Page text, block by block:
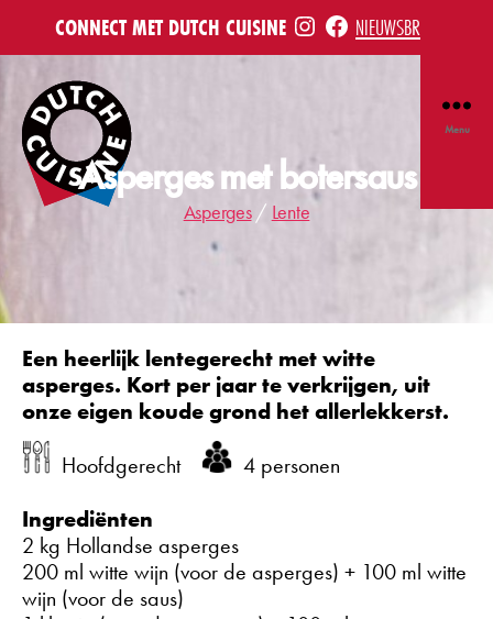
CONNECT MET DUTCH CUISINE INSTE FB NIEUWSBRIEF
Menu
Asperges met botersaus
Asperges/ Lente
Een heerlijk lentegerecht met witte
asperges. Kort per jaar te verkrijgen, uit
onze eigen koude grond het allerlekkerst.
Hoofdgerecht
4 personen
Ingrediënten
2 kg Hollandse asperges
200 ml witte wijn (voor de asperges) + 100 ml witte
wijn (voor de saus)